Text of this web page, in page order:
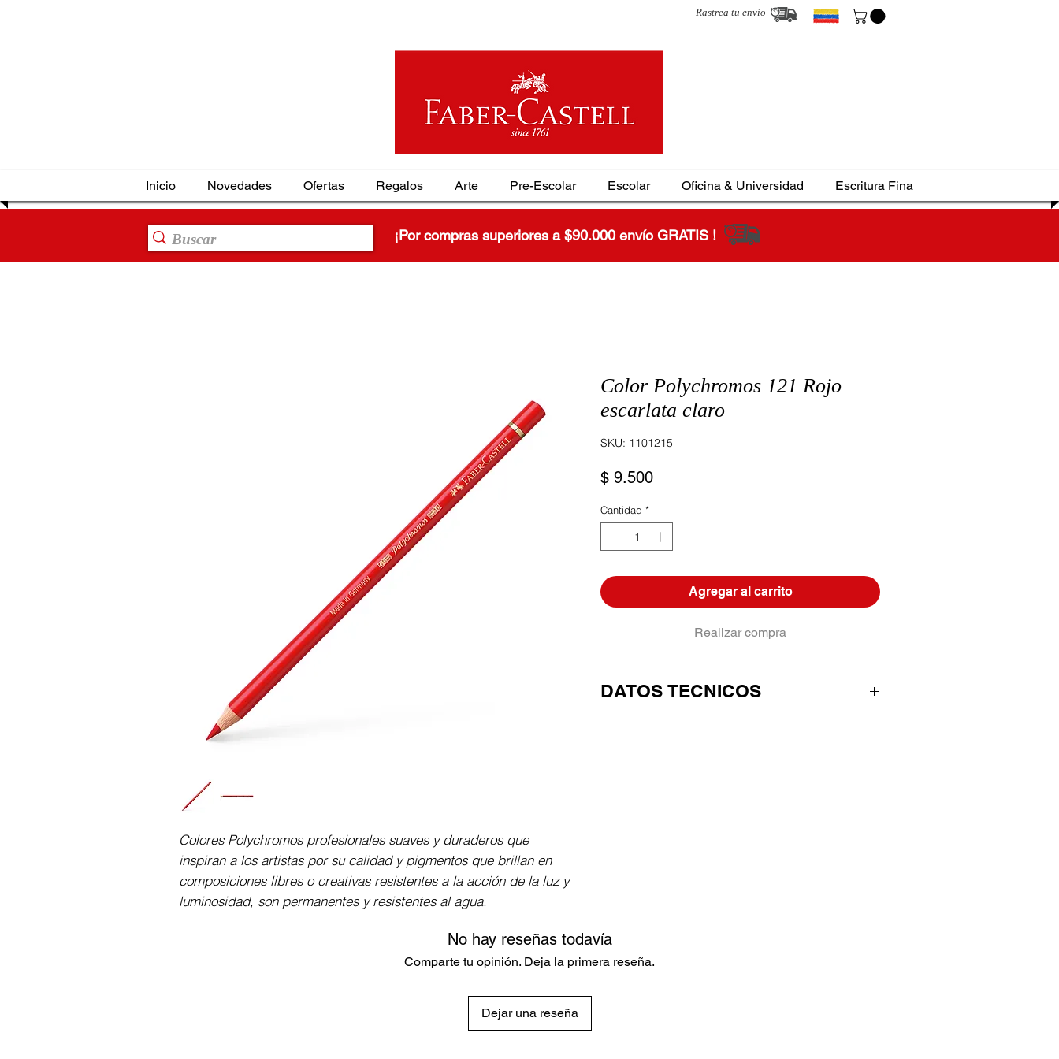
Rastrea tu envío
Inicio Novedades Ofertas Regalos Arte Pre-Escolar Escolar Oficina & Universidad Escritura Fina
¡Por compras superiores a $90.000 envío GRATIS !
Colores Polychromos profesionales suaves y duraderos que
inspiran a los artistas por su calidad y pigmentos que brillan en
composiciones libres o creativas resistentes a la acción de la luz y
luminosidad, son permanentes y resistentes al agua.
Color Polychromos 121 Rojo
escarlata claro
SKU: 1101215
$ 9.500Precio
Cantidad *
Agregar al carrito
Realizar compra
DATOS TECNICOS
No hay reseñas todavía
Comparte tu opinión. Deja la primera reseña.
Dejar una reseña